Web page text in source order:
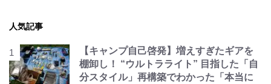
人気記事
【キャンプ自己啓発】増えすぎたギアを
棚卸し！ “ウルトラライト” 目指した「自
分スタイル」再構築でわかった「本当に